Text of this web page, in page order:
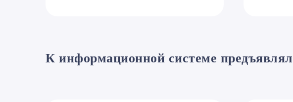
К информационной системе